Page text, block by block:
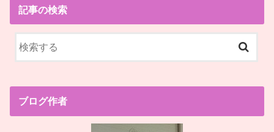
記事の検索
ブログ作者